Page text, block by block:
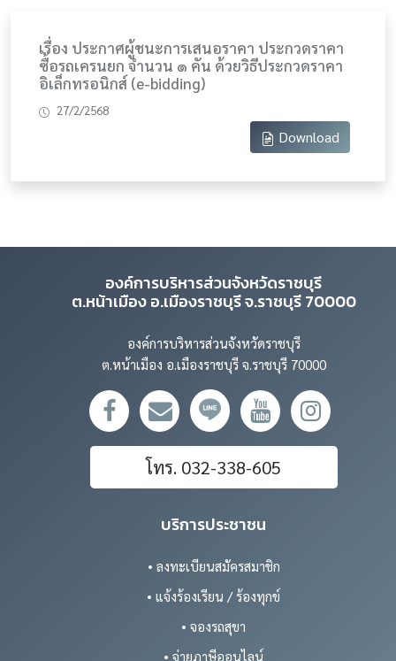
เรื่อง ประกาศผู้ชนะการเสนอราคา ประกวดราคา
ซื้อรถเครนยก จำนวน ๑ คัน ด้วยวิธีประกวดราคา
อิเล็กทรอนิกส์ (e-bidding)
27/2/2568
Download
องค์การบริหารส่วนจังหวัดราชบุรี
ต.หน้าเมือง อ.เมืองราชบุรี จ.ราชบุรี 70000
องค์การบริหารส่วนจังหวัดราชบุรี
ต.หน้าเมือง อ.เมืองราชบุรี จ.ราชบุรี 70000
โทร. 032-338-605
บริการประชาชน
• ลงทะเบียนสมัครสมาชิก
• แจ้งร้องเรียน / ร้องทุกข์
• จองรถสุขา
• จ่ายภาษีออนไลน์